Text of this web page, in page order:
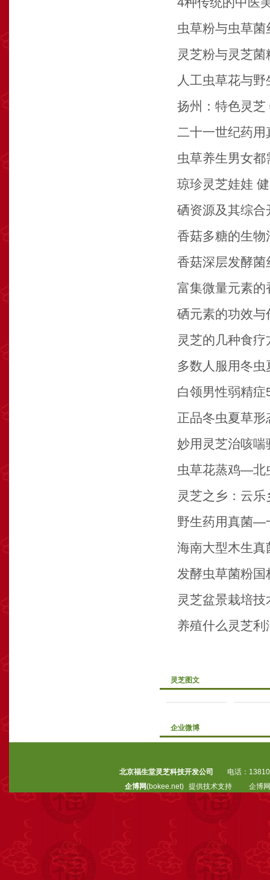
虫草粉与虫草
灵芝粉与灵芝
人工虫草花与
扬州：特色灵
二十一世纪药用
虫草养生男女
琼珍灵芝娃娃
硒资源及其综合
香菇多糖的生
香菇深层发酵菌
富集微量元素的
硒元素的功效
灵芝的几种食
多数人服用冬
白领男性弱精
正品冬虫夏草
妙用灵芝治咳喘
虫草花蒸鸡—北
灵芝之乡：云
野生药用真菌—
海南大型木生真
发酵虫草菌粉
灵芝盆景栽培
养殖什么灵芝
灵芝图文
企业微博
北京福生堂灵芝科技开发公司
电话：
企博网(bokee.net) 提供技术支持 企博